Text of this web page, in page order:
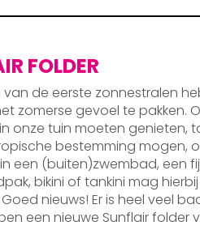
FOLDER
van de eerste zonnestralen
zomerse gevoel te pakken.
onze tuin moeten genieten,
bestemming mogen,
een (buiten)zwembad, een
bikini of tankini mag
nieuws! Er is heel veel
een nieuwe Sunflair folder